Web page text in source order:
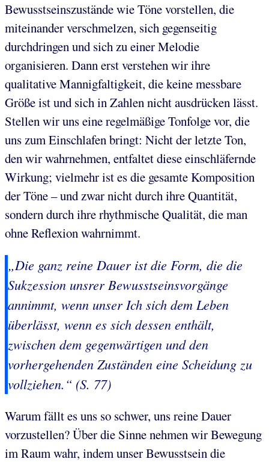
Bewusstseinszustände wie Töne vorstellen, die
miteinander verschmelzen, sich gegenseitig
durchdringen und sich zu einer Melodie
organisieren. Dann erst verstehen wir ihre
qualitative Mannigfaltigkeit, die keine messbare
Größe ist und sich in Zahlen nicht ausdrücken lässt.
Stellen wir uns eine regelmäßige Tonfolge vor, die
uns zum Einschlafen bringt: Nicht der letzte Ton,
den wir wahrnehmen, entfaltet diese einschläfernde
Wirkung; vielmehr ist es die gesamte Komposition
der Töne – und zwar nicht durch ihre Quantität,
sondern durch ihre rhythmische Qualität, die man
ohne Reflexion wahrnimmt.
„Die ganz reine Dauer ist die Form, die die
Sukzession unsrer Bewusstseinsvorgänge
annimmt, wenn unser Ich sich dem Leben
überlässt, wenn es sich dessen enthält,
zwischen dem gegenwärtigen und den
vorhergehenden Zuständen eine Scheidung zu
vollziehen.“ (S. 77)
Warum fällt es uns so schwer, uns reine Dauer
vorzustellen? Über die Sinne nehmen wir Bewegung
im Raum wahr, indem unser Bewusstsein die